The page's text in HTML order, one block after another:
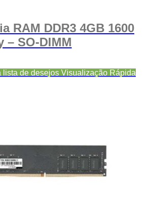
RAM DDR3 4GB 1600
– SO-DIMM
lista de desejos Visualização Rápida